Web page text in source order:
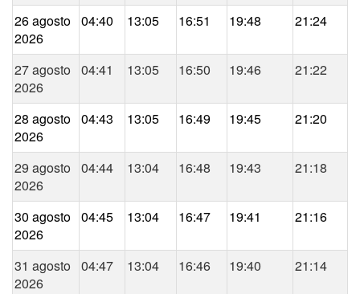
26 agosto
2026
04:40 13:05 16:51 19:48 21:24
27 agosto
2026
04:41 13:05 16:50 19:46 21:22
28 agosto
2026
04:43 13:05 16:49 19:45 21:20
29 agosto
2026
04:44 13:04 16:48 19:43 21:18
30 agosto
2026
04:45 13:04 16:47 19:41 21:16
31 agosto
2026
04:47 13:04 16:46 19:40 21:14